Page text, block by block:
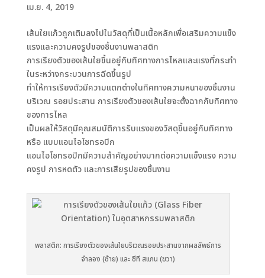
เม.ย. 4, 2019
เส้นใยแก้วถูกเติมลงไปในวัสดุที่เป็นเนื้อหลักเพื่อเสริมความแข็ง
แรงและความคงรูปของชิ้นงานพลาสติก
การเรียงตัวของเส้นใยขึ้นอยู่กับทิศทางการไหลและแรงที่กระทำ
ในระหว่างกระบวนการฉีดขึ้นรูป
ทำให้การเรียงตัวมีความแตกต่างในทิศทางความหนาของชิ้นงาน
บริเวณ รอยประสาน การเรียงตัวของเส้นใยจะตั้งฉากกับทิศทาง
ของการไหล
เป็นผลให้วัสดุมีคุณสมบัติการรับแรงของวัสดุขึ้นอยู่กับทิศทาง
หรือ แบบแอนไอโซทรอปิก
แอนไอโซทรอปิกมีความสำคัญอย่างมากต่อความแข็งแรง ความ
คงรูป การหดตัว และการเสียรูปของชิ้นงาน
พลาสติก: การเรียงตัวของเส้นใยบริเวณรอยประสานจากผลลัพธ์การ
จำลอง (ซ้าย) และ ซีที สแกน (ขวา)